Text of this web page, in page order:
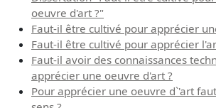
oeuvre d'art ?"
Faut-il être cultivé pour apprécier
Faut-il être cultivé pour apprécier
Faut-il avoir des connaissances
apprécier une oeuvre d'art ?
Pour apprécier une oeuvre d`'art